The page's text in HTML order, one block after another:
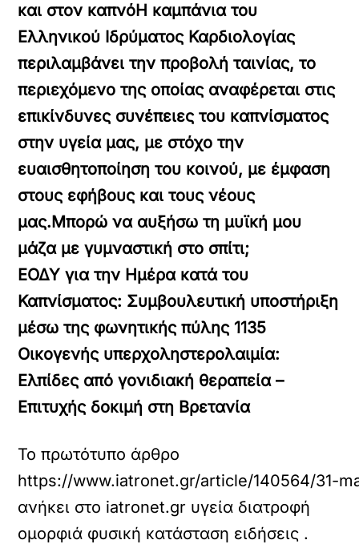
και στον καπνόΗ καμπάνια του
Ελληνικού Ιδρύματος Καρδιολογίας
περιλαμβάνει την προβολή ταινίας, το
περιεχόμενο της οποίας αναφέρεται στις
επικίνδυνες συνέπειες του καπνίσματος
στην υγεία μας, με στόχο την
ευαισθητοποίηση του κοινού, με έμφαση
στους εφήβους και τους νέους
μας.Μπορώ να αυξήσω τη μυϊκή μου
μάζα με γυμναστική στο σπίτι;
ΕΟΔΥ για την Ημέρα κατά του
Καπνίσματος: Συμβουλευτική υποστήριξη
μέσω της φωνητικής πύλης 1135
Οικογενής υπερχοληστερολαιμία:
Ελπίδες από γονιδιακή θεραπεία –
Επιτυχής δοκιμή στη Βρετανία
Το πρωτότυπο άρθρο
https://www.iatronet.gr/article/140564/31-
ανήκει στο iatronet.gr υγεία διατροφή
ομορφιά φυσική κατάσταση ειδήσεις .